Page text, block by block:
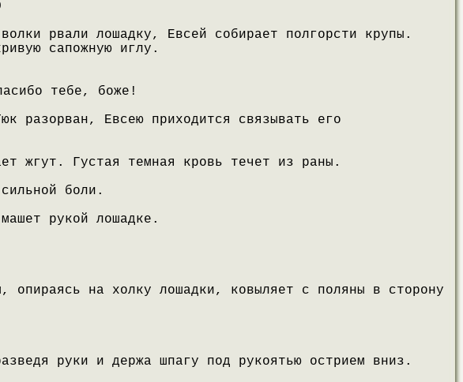
рвали лошадку, Евсей собирает полгорсти крупы.
сапожную иглу.
тебе, боже!
разорван, Евсею приходится связывать его
жгут. Густая темная кровь течет из раны.
боли.
рукой лошадке.
опираясь на холку лошадки, ковыляет с поляны в сторону
руки и держа шпагу под рукоятью острием вниз.